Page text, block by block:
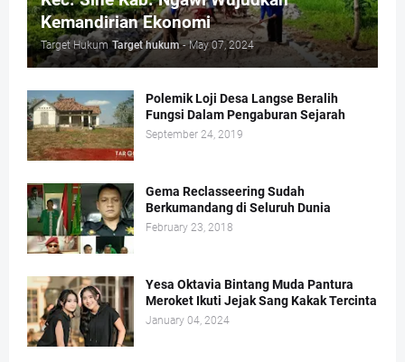
Kemandirian Ekonomi
Target Hukum Target hukum - May 07, 2024
Polemik Loji Desa Langse Beralih
Fungsi Dalam Pengaburan Sejarah
September 24, 2019
Gema Reclasseering Sudah
Berkumandang di Seluruh Dunia
February 23, 2018
Yesa Oktavia Bintang Muda Pantura
Meroket Ikuti Jejak Sang Kakak Tercinta
January 04, 2024